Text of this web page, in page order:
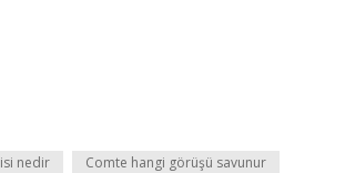
nedir Comte hangi görüşü savunur